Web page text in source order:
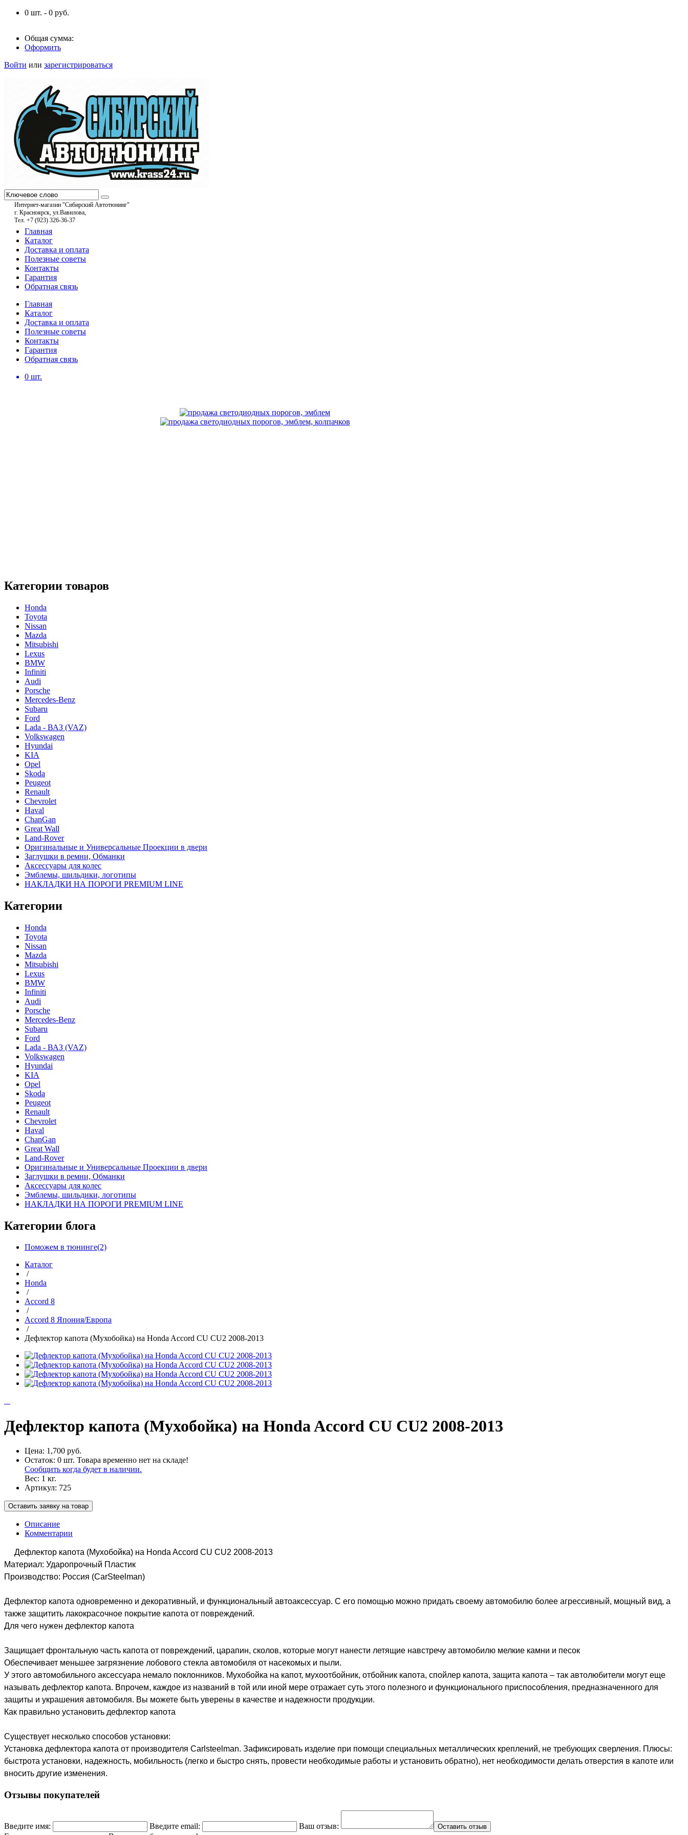
0 шт. - 0 руб.
Общая сумма:
Оформить
Войти или зарегистрироваться
Интернет-магазин "Сибирский Автотюнинг"
г. Красноярск, ул.Вавилова,
Тел. +7 (923) 326-36-37
Главная
Каталог
Доставка и оплата
Полезные советы
Контакты
Гарантия
Обратная связь
Главная
Каталог
Доставка и оплата
Полезные советы
Контакты
Гарантия
Обратная связь
0 шт.
Категории товаров
Honda
Toyota
Nissan
Mazda
Mitsubishi
Lexus
BMW
Infiniti
Audi
Porsche
Mercedes-Benz
Subaru
Ford
Lada - ВАЗ (VAZ)
Volkswagen
Hyundai
KIA
Opel
Skoda
Peugeot
Renault
Chevrolet
Haval
ChanGan
Great Wall
Land-Rover
Оригинальные и Универсальные Проекции в двери
Заглушки в ремни, Обманки
Аксессуары для колес
Эмблемы, шильдики, логотипы
НАКЛАДКИ НА ПОРОГИ PREMIUM LINE
Категории
Honda
Toyota
Nissan
Mazda
Mitsubishi
Lexus
BMW
Infiniti
Audi
Porsche
Mercedes-Benz
Subaru
Ford
Lada - ВАЗ (VAZ)
Volkswagen
Hyundai
KIA
Opel
Skoda
Peugeot
Renault
Chevrolet
Haval
ChanGan
Great Wall
Land-Rover
Оригинальные и Универсальные Проекции в двери
Заглушки в ремни, Обманки
Аксессуары для колес
Эмблемы, шильдики, логотипы
НАКЛАДКИ НА ПОРОГИ PREMIUM LINE
Категории блога
Поможем в тюнинге(2)
Каталог
/
Honda
/
Accord 8
/
Accord 8 Япония/Европа
/
Дефлектор капота (Мухобойка) на Honda Accord CU CU2 2008-2013
Дефлектор капота (Мухобойка) на Honda Accord CU CU2 2008-2013
Цена: 1,700 руб.
Остаток: 0 шт. Товара временно нет на складе!
Сообщить когда будет в наличии.
Вес: 1 кг.
Артикул: 725
Оставить заявку на товар
Описание
Комментарии
Дефлектор капота (Мухобойка) на Honda Accord CU CU2 2008-2013
Материал: Ударопрочный Пластик
Производство: Россия (CarSteelman)
Дефлектор капота одновременно и декоративный, и функциональный автоаксессуар. С его помощью можно придать своему автомобилю более агрессивный, мощный вид, а
также защитить лакокрасочное покрытие капота от повреждений.
Для чего нужен дефлектор капота
Защищает фронтальную часть капота от повреждений, царапин, сколов, которые могут нанести летящие навстречу автомобилю мелкие камни и песок
Обеспечивает меньшее загрязнение лобового стекла автомобиля от насекомых и пыли.
У этого автомобильного аксессуара немало поклонников. Мухобойка на капот, мухоотбойник, отбойник капота, спойлер капота, защита капота – так автолюбители могут еще
называть дефлектор капота. Впрочем, каждое из названий в той или иной мере отражает суть этого полезного и функционального приспособления, предназначенного для
защиты и украшения автомобиля. Вы можете быть уверены в качестве и надежности продукции.
Как правильно установить дефлектор капота
Существует несколько способов установки:
Установка дефлектора капота от производителя Сarlsteelman. Зафиксировать изделие при помощи специальных металлических креплений, не требующих сверления. Плюсы:
быстрота установки, надежность, мобильность (легко и быстро снять, провести необходимые работы и установить обратно), нет необходимости делать отверстия в капоте или
вносить другие изменения.
Отзывы покупателей
Введите имя: Введите email: Ваш отзыв: Оставить отзыв